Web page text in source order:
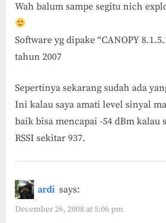
Wah balum sampe segitu nich
Software yg dipake “CANOPY
tahun 2007
Sepertinya sekarang sudah ada
Ini kalau saya amati level sinyal
baik bisa mencapai -54 dBm kalau
RSSI sekitar 937.
ardi says:
December 26, 2008 at 5:06 pm